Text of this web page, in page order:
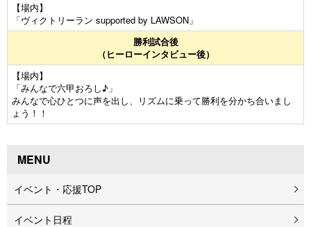
【場内】
「ヴィクトリーラン supported by LAWSON」
勝利試合後
（ヒーローインタビュー後）
【場内】
「みんなで六甲おろし♪」
みんなで心ひとつに声を出し、リズムに乗って勝利を分かち合いまし
ょう！！
MENU
イベント・応援TOP
イベント⽇程